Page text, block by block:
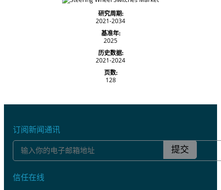
研究周期:
2021-2034
基准年:
2025
历史数据:
2021-2024
页数:
128
订阅新闻通讯
提交
信任在线